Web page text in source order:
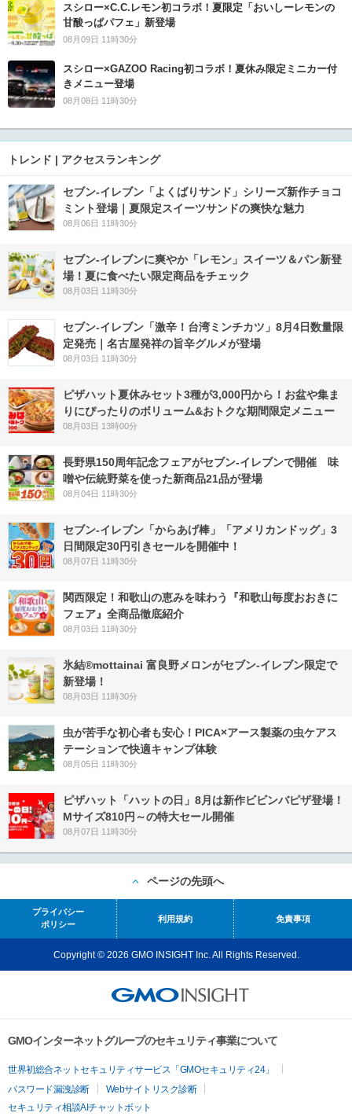
スシロー×C.C.レモン初コラボ！夏限定「おいしーレモンの
甘酸っぱパフェ」新登場
08月09日 11時30分
スシロー×GAZOO Racing初コラボ！夏休み限定ミニカー付
きメニュー登場
08月08日 11時30分
トレンド | アクセスランキング
セブン‐イレブン「よくばりサンド」シリーズ新作チョコ
ミント登場｜夏限定スイーツサンドの爽快な魅力
08月06日 11時30分
セブン‐イレブンに爽やか「レモン」スイーツ＆パン新登
場！夏に食べたい限定商品をチェック
08月03日 11時30分
セブン-イレブン「激辛！台湾ミンチカツ」8月4日数量限
定発売｜名古屋発祥の旨辛グルメが登場
08月03日 11時30分
ピザハット夏休みセット3種が3,000円から！お盆や集ま
りにぴったりのボリューム&おトクな期間限定メニュー
08月03日 13時00分
長野県150周年記念フェアがセブン-イレブンで開催 味
噌や伝統野菜を使った新商品21品が登場
08月04日 11時30分
セブン‐イレブン「からあげ棒」「アメリカンドッグ」3
日間限定30円引きセールを開催中！
08月07日 11時30分
関西限定！和歌山の恵みを味わう『和歌山毎度おおきに
フェア』全商品徹底紹介
08月03日 11時30分
氷結®mottainai 富良野メロンがセブン‐イレブン限定で
新登場！
08月03日 11時30分
虫が苦手な初心者も安心！PICA×アース製薬の虫ケアス
テーションで快適キャンプ体験
08月05日 11時30分
ピザハット「ハットの日」8月は新作ビビンバピザ登場！
Mサイズ810円～の特大セール開催
08月07日 11時30分
ページの先頭へ
プライバシー
ポリシー
利用規約 免責事項
Copyright © 2026 GMO INSIGHT Inc. All Rights Reserved.
GMOインターネットグループのセキュリティ事業について
世界初総合ネットセキュリティサービス「GMOセキュリティ24」
パスワード漏洩診断
Webサイトリスク診断
セキュリティ相談AIチャットボット